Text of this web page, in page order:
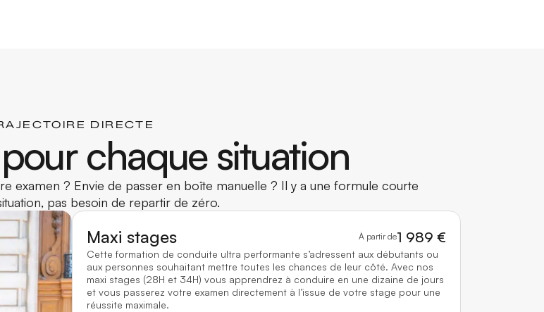
DIRECTE
chaque situation
examen ? Envie de passer en boîte manuelle ? Il y a une formule courte
pas besoin de repartir de zéro.
Maxi stages À partir de1 989 €
Cette formation de conduite ultra performante s’adressent aux débutants ou
aux personnes souhaitant mettre toutes les chances de leur côté. Avec nos
maxi stages (28H et 34H) vous apprendrez à conduire en une dizaine de jours
et vous passerez votre examen directement à l’issue de votre stage pour une
réussite maximale.